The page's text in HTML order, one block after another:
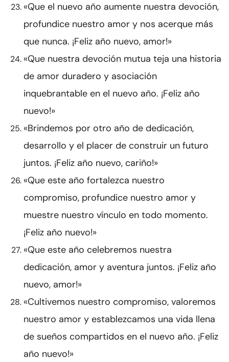
«Que el nuevo año aumente nuestra devoción,
profundice nuestro amor y nos acerque más
que nunca. ¡Feliz año nuevo, amor!»
«Que nuestra devoción mutua teja una historia
de amor duradero y asociación
inquebrantable en el nuevo año. ¡Feliz año
nuevo!»
«Brindemos por otro año de dedicación,
desarrollo y el placer de construir un futuro
juntos. ¡Feliz año nuevo, cariño!»
«Que este año fortalezca nuestro
compromiso, profundice nuestro amor y
muestre nuestro vínculo en todo momento.
¡Feliz año nuevo!»
«Que este año celebremos nuestra
dedicación, amor y aventura juntos. ¡Feliz año
nuevo, amor!»
«Cultivemos nuestro compromiso, valoremos
nuestro amor y establezcamos una vida llena
de sueños compartidos en el nuevo año. ¡Feliz
año nuevo!»